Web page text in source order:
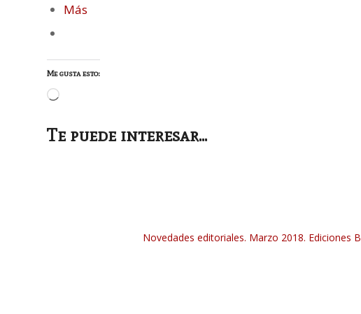
Más
Me gusta esto:
Cargando...
Te puede interesar...
Novedades editoriales. Marzo 2018. Ediciones B